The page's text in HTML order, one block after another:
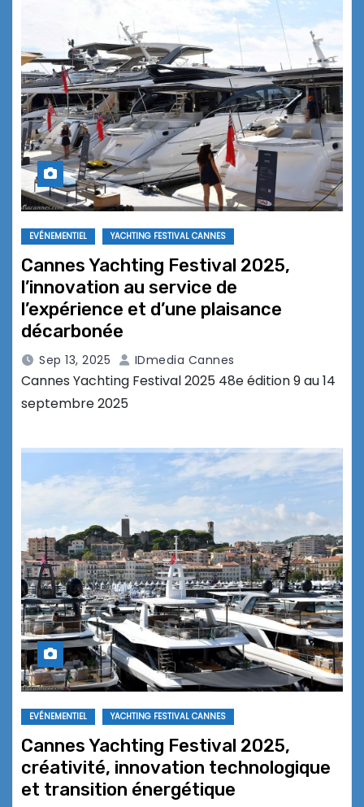
EVÉNEMENTIEL YACHTING FESTIVAL CANNES
Cannes Yachting Festival 2025,
l’innovation au service de
l’expérience et d’une plaisance
décarbonée
Sep 13, 2025 IDmedia Cannes
Cannes Yachting Festival 2025 48e édition 9 au 14
septembre 2025
EVÉNEMENTIEL YACHTING FESTIVAL CANNES
Cannes Yachting Festival 2025,
créativité, innovation technologique
et transition énergétique